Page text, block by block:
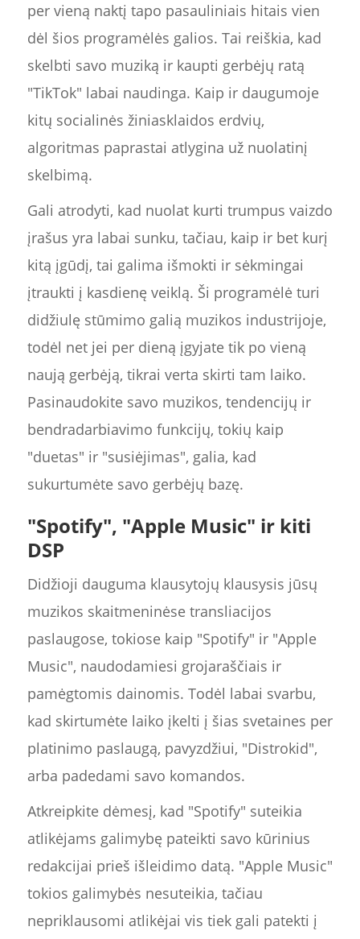
per vieną naktį tapo pasauliniais hitais vien
dėl šios programėlės galios. Tai reiškia, kad
skelbti savo muziką ir kaupti gerbėjų ratą
"TikTok" labai naudinga. Kaip ir daugumoje
kitų socialinės žiniasklaidos erdvių,
algoritmas paprastai atlygina už nuolatinį
skelbimą.
Gali atrodyti, kad nuolat kurti trumpus vaizdo
įrašus yra labai sunku, tačiau, kaip ir bet kurį
kitą įgūdį, tai galima išmokti ir sėkmingai
įtraukti į kasdienę veiklą. Ši programėlė turi
didžiulę stūmimo galią muzikos industrijoje,
todėl net jei per dieną įgyjate tik po vieną
naują gerbėją, tikrai verta skirti tam laiko.
Pasinaudokite savo muzikos, tendencijų ir
bendradarbiavimo funkcijų, tokių kaip
"duetas" ir "susiėjimas", galia, kad
sukurtumėte savo gerbėjų bazę.
"Spotify", "Apple Music" ir kiti
DSP
Didžioji dauguma klausytojų klausysis jūsų
muzikos skaitmeninėse transliacijos
paslaugose, tokiose kaip "Spotify" ir "Apple
Music", naudodamiesi grojaraščiais ir
pamėgtomis dainomis. Todėl labai svarbu,
kad skirtumėte laiko įkelti į šias svetaines per
platinimo paslaugą, pavyzdžiui, "Distrokid",
arba padedami savo komandos.
Atkreipkite dėmesį, kad "Spotify" suteikia
atlikėjams galimybę pateikti savo kūrinius
redakcijai prieš išleidimo datą. "Apple Music"
tokios galimybės nesuteikia, tačiau
nepriklausomi atlikėjai vis tiek gali patekti į